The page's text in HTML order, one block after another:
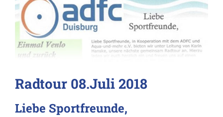
Radtour 08.Juli 2018
Liebe Sportfreunde,